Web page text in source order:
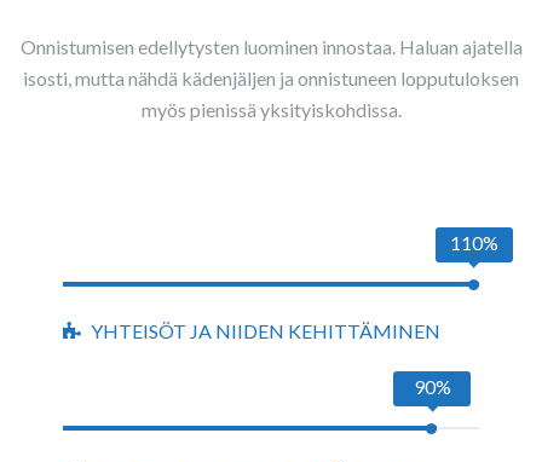
Onnistumisen edellytysten luominen innostaa. Haluan ajatella
isosti, mutta nähdä kädenjäljen ja onnistuneen lopputuloksen
myös pienissä yksityiskohdissa.
110%
YHTEISÖT JA NIIDEN KEHITTÄMINEN
90%